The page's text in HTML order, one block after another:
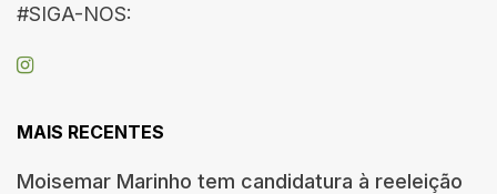
#SIGA-NOS:
MAIS RECENTES
Moisemar Marinho tem candidatura à reeleição